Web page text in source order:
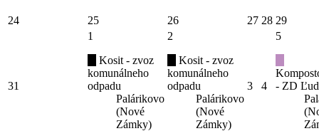
24 25 26 27 28 29
31
1
Kosit - zvoz
komunálneho
odpadu
Palárikovo
(Nové
Zámky)
2
Kosit - zvoz
komunálneho
odpadu
Palárikovo
(Nové
Zámky)
3 4
5
- ZD